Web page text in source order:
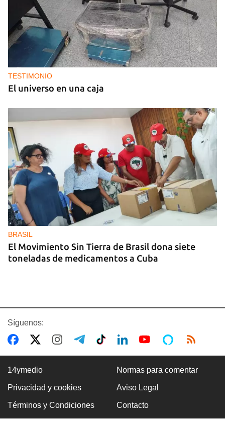
TESTIMONIO
El universo en una caja
BRASIL
El Movimiento Sin Tierra de Brasil dona siete
toneladas de medicamentos a Cuba
INTELIGENCIA
La CIA actúa en Cuba para crear fisuras en la
Síguenos:
14ymedio Normas para comentar
Privacidad y cookies Aviso Legal
Términos y Condiciones Contacto